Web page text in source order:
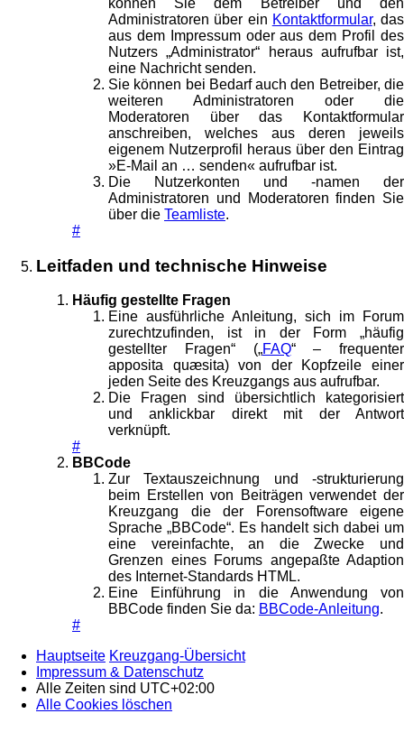
Administratoren über ein Kontaktformular, das
aus dem Impressum oder aus dem Profil des
Nutzers „Administrator“ heraus aufrufbar ist,
eine Nachricht senden.
Sie können bei Bedarf auch den Betreiber, die
weiteren Administratoren oder die
Moderatoren über das Kontaktformular
anschreiben, welches aus deren jeweils
eigenem Nutzerprofil heraus über den Eintrag
»E-Mail an … senden« aufrufbar ist.
Die Nutzerkonten und -namen der
Administratoren und Moderatoren finden Sie
über die Teamliste.
#
Leitfaden und technische Hinweise
Häufig gestellte Fragen
Eine ausführliche Anleitung, sich im Forum
zurechtzufinden, ist in der Form „häufig
gestellter Fragen“ („FAQ“ – frequenter
apposita quæsita) von der Kopfzeile einer
jeden Seite des Kreuzgangs aus aufrufbar.
Die Fragen sind übersichtlich kategorisiert
und anklickbar direkt mit der Antwort
verknüpft.
#
BBCode
Zur Textauszeichnung und -strukturierung
beim Erstellen von Beiträgen verwendet der
Kreuzgang die der Forensoftware eigene
Sprache „BBCode“. Es handelt sich dabei um
eine vereinfachte, an die Zwecke und
Grenzen eines Forums angepaßte Adaption
des Internet-Standards HTML.
Eine Einführung in die Anwendung von
BBCode finden Sie da: BBCode-Anleitung.
#
Hauptseite Kreuzgang-Übersicht
Impressum & Datenschutz
Alle Zeiten sind UTC+02:00
Alle Cookies löschen